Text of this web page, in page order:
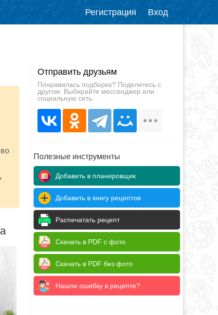
Регистрация Вход
Отправить друзьям
Понравилась подборка? Поделитесь с
другом. Выбирайте мессенджер или
социальную сеть.
Полезные инструменты
Добавить в планировщик
Добавить в книгу рецептов
Распечатать рецепт
Скачать в PDF с фото
Скачать в PDF без фото
Нашли ошибку в рецепте?